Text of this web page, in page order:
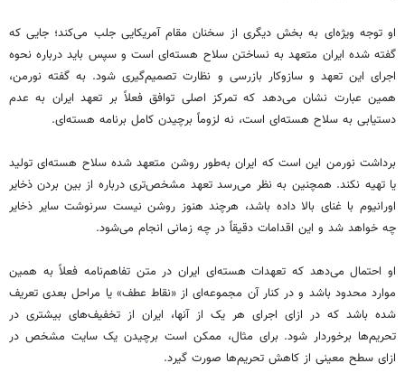
او توجه ویژه‌ای به بخش دیگری از سخنان مقام آمریکایی جلب می‌کند؛ جایی که
گفته شده ایران متعهد به نساختن سلاح هسته‌ای است و سپس باید درباره نحوه
اجرای این تعهد و سازوکار بازرسی و نظارت تصمیم‌گیری شود. به گفته نورمن،
همین عبارت نشان می‌دهد که تمرکز اصلی توافق فعلاً بر تعهد ایران به عدم
دستیابی به سلاح هسته‌ای است، نه لزوماً برچیدن کامل برنامه هسته‌ای.
برداشت نورمن این است که ایران به‌طور روشن متعهد شده سلاح هسته‌ای تولید
یا تهیه نکند. همچنین به نظر می‌رسد تعهد مشخص‌تری درباره از بین بردن ذخایر
اورانیوم با غنای بالا داده باشد، هرچند هنوز روشن نیست سرنوشت سایر ذخایر
چه خواهد شد و این اقدامات دقیقاً در چه زمانی انجام می‌شود.
او احتمال می‌دهد که تعهدات هسته‌ای ایران در متن تفاهم‌نامه فعلاً به همین
موارد محدود باشد و در کنار آن مجموعه‌ای از «نقاط عطف» یا مراحل بعدی تعریف
شده باشد که در ازای اجرای هر یک از آنها، ایران از تخفیف‌های بیشتری در
تحریم‌ها برخوردار شود. برای مثال، ممکن است برچیدن یک سایت مشخص در
ازای سطح معینی از کاهش تحریم‌ها صورت گیرد.